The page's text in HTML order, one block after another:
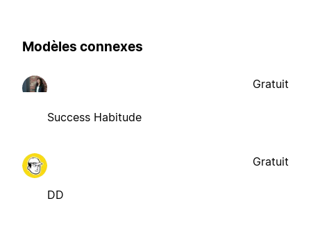
Modèles connexes
Success Habitude
Gratuit
DD
Gratuit